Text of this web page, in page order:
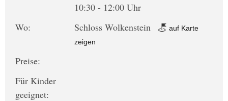
10:30 - 12:00 Uhr
Wo:
Schloss Wolkenstein
auf Karte
zeigen
Preise:
Für Kinder
geeignet: